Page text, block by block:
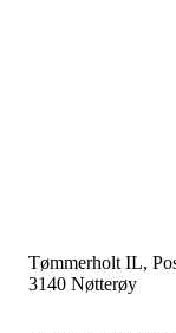
Tømmerholt IL,
3140 Nøtterøy